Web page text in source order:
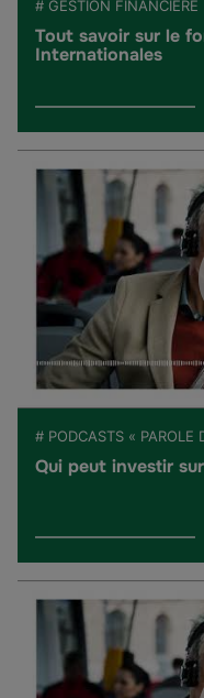
# GESTION FINANCIÈRE
Tout savoir sur le
Internationales
# PODCASTS « PAROLE
Qui peut investir